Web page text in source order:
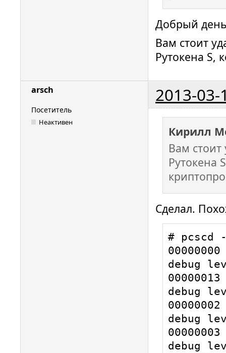
Добрый
Вам стоит
Рутокена S,
arsch 2013-03-
Посетитель
Неактивен
Кирилл
Вам стоит
Рутокена
Сделал.
# pcscd
debug
debug
debug
debug